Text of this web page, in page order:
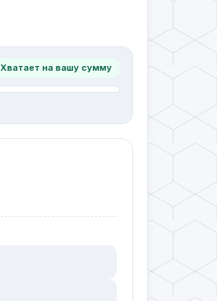
Хватает на вашу сумму